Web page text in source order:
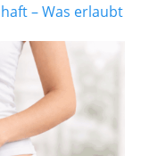
– Was erlaubt